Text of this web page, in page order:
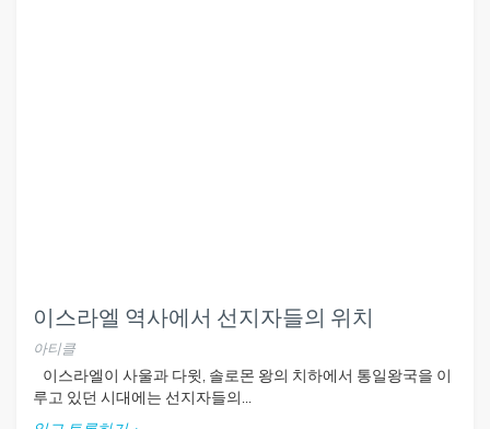
이스라엘 역사에서 선지자들의 위치
아티클
이스라엘이 사울과 다윗, 솔로몬 왕의 치하에서 통일왕국을 이
루고 있던 시대에는 선지자들의...